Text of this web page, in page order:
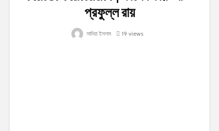
প্রফুল্ল রায়
সাদিয়া ইসলাম 19 views